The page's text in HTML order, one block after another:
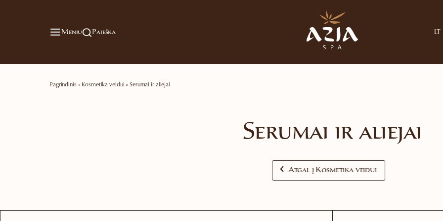
Meniu Paieška LT
Pagrindinis » Kosmetika veidui »Serumai ir aliejai
Serumai ir aliejai
Atgal į Kosmetika veidui